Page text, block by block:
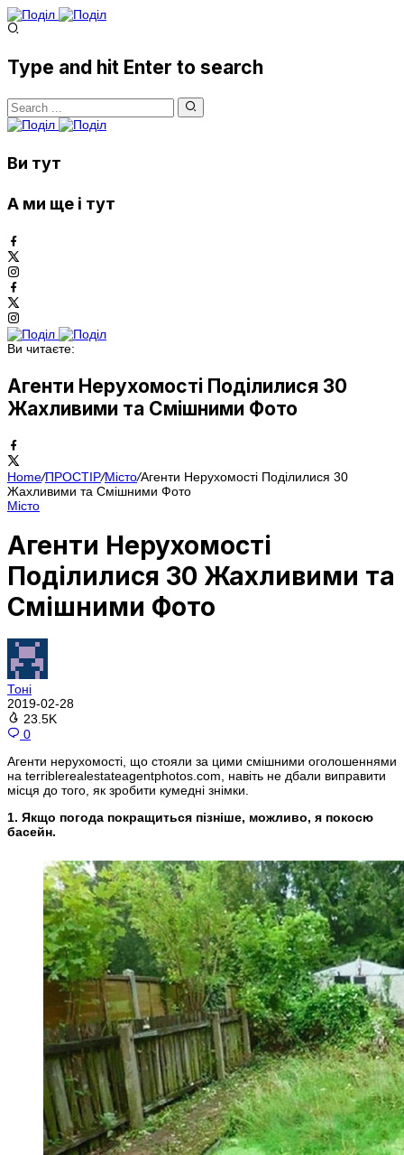
Type and hit Enter to search
Ви тут
А ми ще і тут
Ви читаєте:
Агенти Нерухомості Поділилися 30
Жахливими та Смішними Фото
Home/ПРОСТІР/Місто/Агенти Нерухомості Поділилися 30
Жахливими та Смішними Фото
Місто
Агенти Нерухомості
Поділилися 30 Жахливими та
Смішними Фото
Тоні
2019-02-28
23.5K
0
Агенти нерухомості, що стояли за цими смішними оголошеннями
на terriblerealestateagentphotos.com, навіть не дбали виправити
місця до того, як зробити кумедні знімки.
1. Якщо погода покращиться пізніше, можливо, я покосю
басейн.